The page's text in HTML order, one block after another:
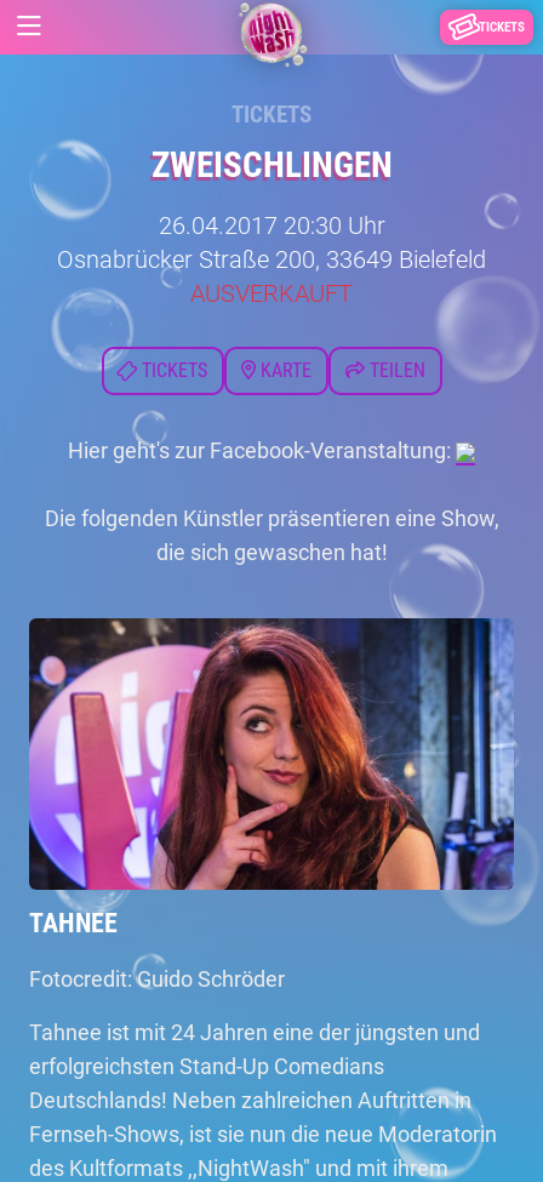
TICKETS
TICKETS
ZWEISCHLINGEN
26.04.2017 20:30 Uhr
Osnabrücker Straße 200, 33649 Bielefeld
AUSVERKAUFT
TICKETS KARTE TEILEN
Hier geht's zur Facebook-Veranstaltung:
Die folgenden Künstler präsentieren eine Show,
die sich gewaschen hat!
TAHNEE
Fotocredit: Guido Schröder
Tahnee ist mit 24 Jahren eine der jüngsten und
erfolgreichsten Stand-Up Comedians
Deutschlands! Neben zahlreichen Auftritten in
Fernseh-Shows, ist sie nun die neue Moderatorin
des Kultformats ,,NightWash" und mit ihrem